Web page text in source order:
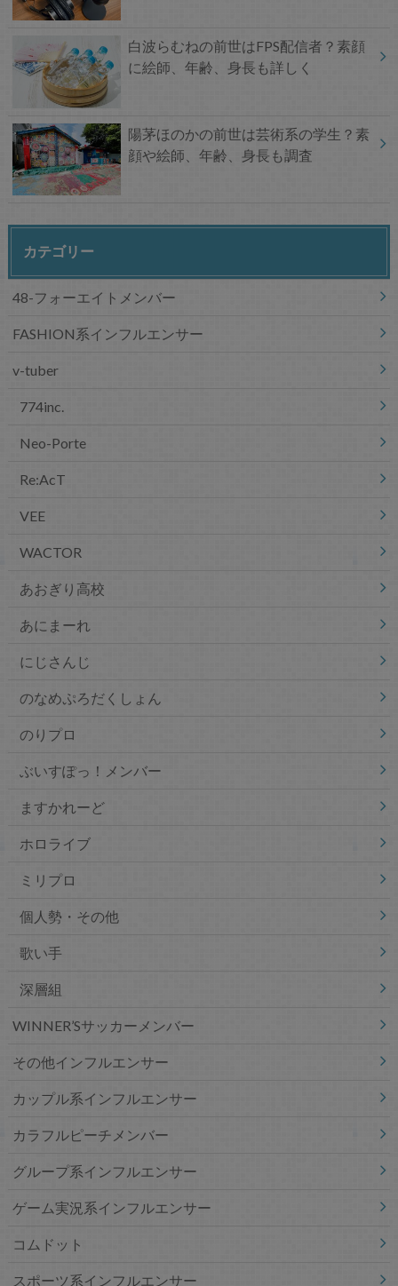
白波らむねの前世はFPS配信者？素顔
に絵師、年齢、身長も詳しく
陽茅ほのかの前世は芸術系の学生？素
顔や絵師、年齢、身長も調査
カテゴリー
48-フォーエイトメンバー
FASHION系インフルエンサー
v-tuber
774inc.
Neo-Porte
Re:AcT
VEE
WACTOR
あおぎり高校
あにまーれ
にじさんじ
のなめぷろだくしょん
のりプロ
ぶいすぽっ！メンバー
ますかれーど
ホロライブ
ミリプロ
個人勢・その他
歌い手
深層組
WINNER’Sサッカーメンバー
その他インフルエンサー
カップル系インフルエンサー
カラフルピーチメンバー
グループ系インフルエンサー
ゲーム実況系インフルエンサー
コムドット
スポーツ系インフルエンサー